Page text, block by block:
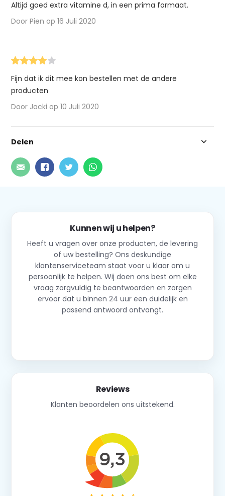
Altijd goed extra vitamine d, in een prima formaat.
Door Pien op 16 Juli 2020
Fijn dat ik dit mee kon bestellen met de andere
producten
Door Jacki op 10 Juli 2020
Delen
Kunnen wij u helpen?
Heeft u vragen over onze producten, de levering
of uw bestelling? Ons deskundige
klantenserviceteam staat voor u klaar om u
persoonlijk te helpen. Wij doen ons best om elke
vraag zorgvuldig te beantwoorden en zorgen
ervoor dat u binnen 24 uur een duidelijk en
passend antwoord ontvangt.
Reviews
Klanten beoordelen ons uitstekend.